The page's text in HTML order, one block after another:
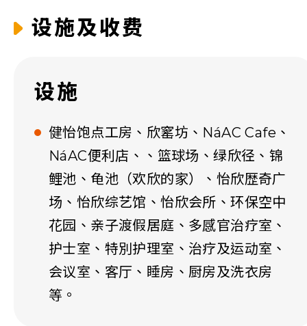
设施及收费
设施
健怡饱点工房、欣窰坊、NáAC Cafe、
NáAC便利店、、篮球场、绿欣径、锦
鲤池、龟池（欢欣的家）、怡欣歴奇广
场、怡欣综艺馆、怡欣会所、环保空中
花园、亲子渡假居庭、多感官治疗室、
护士室、特別护理室、治疗及运动室、
会议室、客厅、睡房、厨房及洗衣房
等。